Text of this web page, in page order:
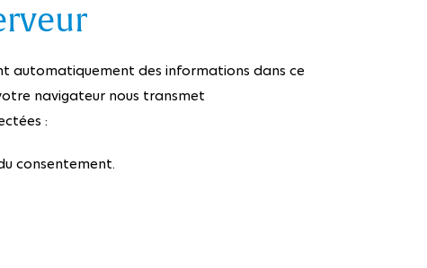
automatiquement des informations dans ce
navigateur nous transmet
:
consentement.